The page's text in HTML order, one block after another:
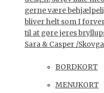
gerne være
bliver helt som I
til at gøre jeres
Sara & Casper /
BORDKORT
MENUKORT